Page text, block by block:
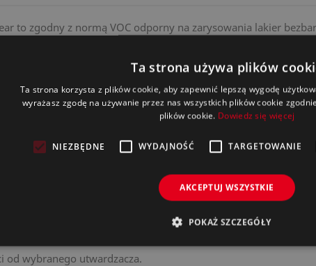
to zgodny z normą VOC odporny na zarysowania lakier
Ten produkt jest lekko zamglony w puszce, łatwy do
jest do wykończenia powłok bazowych MM 500 - 5999
μm (2-2,4 mil)
warstwami.
produktu.
od wybranego utwardzacza.
Ta strona używa plików
Ta strona korzysta z plików cookie, aby zapewnić lepszą wygodę
wyrażasz zgodę na używanie przez nas wszystkich plików cookie
plików cookie. Dowiedz się więcej
NIEZBĘDNE WYDAJNOŚĆ TARGETOWANIE
AKCEPTUJ WSZYSTKIE
POKAŻ SZCZEGÓŁY